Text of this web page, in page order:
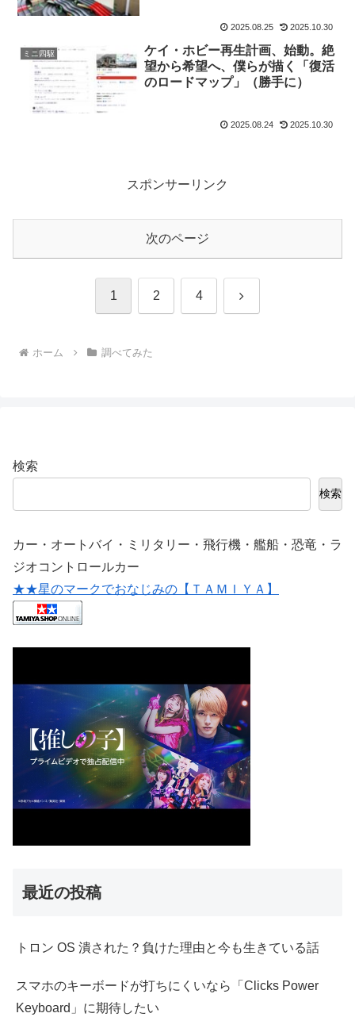
2025.08.25 2025.10.30
ミニ四駆
ケイ・ホビー再生計画、始動。絶
望から希望へ、僕らが描く「復活
のロードマップ」（勝手に）
2025.08.24 2025.10.30
スポンサーリンク
次のページ
1 2 4 次
ホーム 調べてみた
検索
検索
カー・オートバイ・ミリタリー・飛行機・艦船・恐竜・ラ
ジオコントロールカー
★★星のマークでおなじみの【ＴＡＭＩＹＡ】
最近の投稿
トロン OS 潰された？負けた理由と今も生きている話
スマホのキーボードが打ちにくいなら「Clicks Power
Keyboard」に期待したい